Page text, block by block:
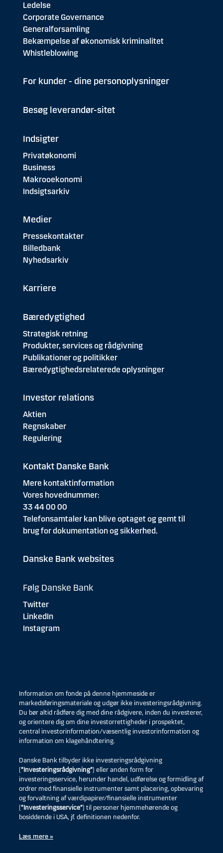
Ledelse
Corporate Governance
Generalforsamling
Bekæmpelse af økonomisk kriminalitet
Whistleblowing
For kunder - dine personoplysninger
Besøg leverandør-sitet
Indsigter
Privatøkonomi
Business
Makrooekonomi
Indsigtsarkiv
Medier
Pressekontakter
Billedbank
Nyhedsarkiv
Karriere
Bæredygtighed
Strategisk retning
Produkter, services og rådgivning
Publikationer og politikker
Bæredygtighedsrelaterede oplysninger
Investor relations
Aktien
Regnskaber
Regulering
Kontakt Danske Bank
Mere kontaktinformation
Vores hovednummer:
33 44 00 00
Telefonsamtaler kan blive optaget og gemt til
brug for dokumentation og sikkerhed.
Danske Bank websites
Følg Danske Bank
Twitter
LinkedIn
Instagram
Information om fonde på denne hjemmeside er
markedsføringsmateriale og udgør ikke investeringsrådgivning.
Du bør altid rådføre dig med dine rådgivere, inden du investerer,
og orientere dig om dine investorrettigheder i prospektet,
central investorinformation/væsentlig investorinformation og
information om klagehåndtering.
Danske Bank tilbyder ikke investeringsrådgivning
(”Investeringsrådgivning”) eller anden form for
investeringsservice, herunder handel, udførelse og formidling af
ordrer med finansielle instrumenter samt placering, opbevaring
og forvaltning af værdipapirer/finansielle instrumenter
(”Investeringsservice”) til personer hjemmehørende og
bosiddende i USA, jf. definitionen nedenfor.
Læs mere »